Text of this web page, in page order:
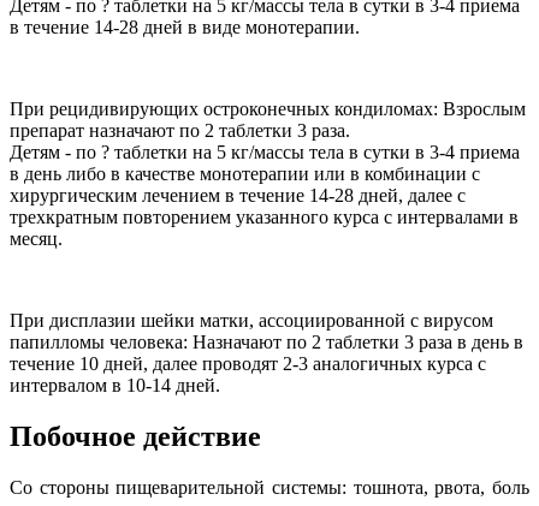
Детям - по ? таблетки на 5 кг/массы тела в сутки в 3-4 приема
в течение 14-28 дней в виде монотерапии.
При рецидивирующих остроконечных кондиломах: Взрослым
препарат назначают по 2 таблетки 3 раза.
Детям - по ? таблетки на 5 кг/массы тела в сутки в 3-4 приема
в день либо в качестве монотерапии или в комбинации с
хирургическим лечением в течение 14-28 дней, далее с
трехкратным повторением указанного курса с интервалами в
месяц.
При дисплазии шейки матки, ассоциированной с вирусом
папилломы человека: Назначают по 2 таблетки 3 раза в день в
течение 10 дней, далее проводят 2-3 аналогичных курса с
интервалом в 10-14 дней.
Побочное действие
Со стороны пищеварительной системы: тошнота, рвота, боль